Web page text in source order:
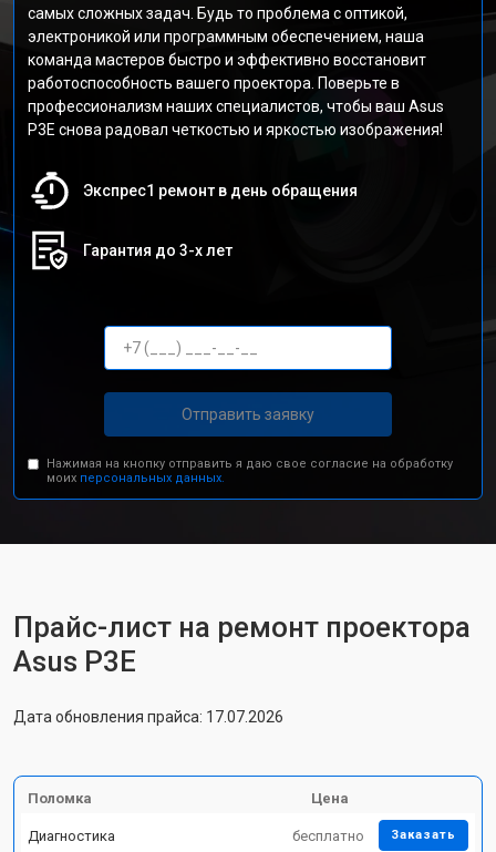
самых сложных задач. Будь то проблема с оптикой,
электроникой или программным обеспечением, наша
команда мастеров быстро и эффективно восстановит
работоспособность вашего проектора. Поверьте в
профессионализм наших специалистов, чтобы ваш Asus
P3E снова радовал четкостью и яркостью изображения!
Экспрес1 ремонт в день обращения
Гарантия до 3-х лет
Отправить заявку
Нажимая на кнопку отправить я даю свое согласие на обработку
моих персональных данных.
Прайс-лист на ремонт проектора
Asus P3E
Дата обновления прайса: 17.07.2026
Поломка Цена
Диагностика бесплатно Заказать